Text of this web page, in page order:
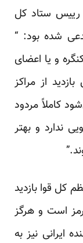
رییس ستاد کل
شده بود: “
و یا اعضای
از مراکز
کاملاً مردود
ندارد و بهتر
کل قوا بازدید
است و هرگز
ایرانی نیز به